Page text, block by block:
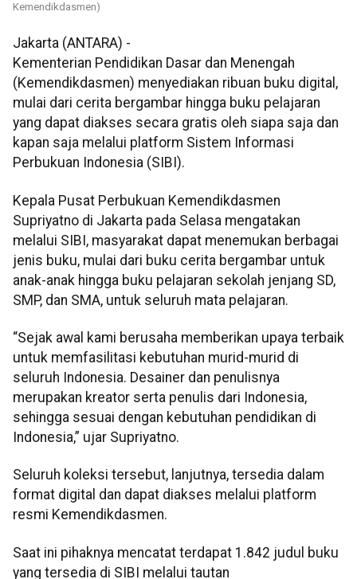
Kemendikdasmen)
Jakarta (ANTARA) -
Kementerian Pendidikan Dasar dan Menengah
(Kemendikdasmen) menyediakan ribuan buku digital,
mulai dari cerita bergambar hingga buku pelajaran
yang dapat diakses secara gratis oleh siapa saja dan
kapan saja melalui platform Sistem Informasi
Perbukuan Indonesia (SIBI).
Kepala Pusat Perbukuan Kemendikdasmen
Supriyatno di Jakarta pada Selasa mengatakan
melalui SIBI, masyarakat dapat menemukan berbagai
jenis buku, mulai dari buku cerita bergambar untuk
anak-anak hingga buku pelajaran sekolah jenjang SD,
SMP, dan SMA, untuk seluruh mata pelajaran.
“Sejak awal kami berusaha memberikan upaya terbaik
untuk memfasilitasi kebutuhan murid-murid di
seluruh Indonesia. Desainer dan penulisnya
merupakan kreator serta penulis dari Indonesia,
sehingga sesuai dengan kebutuhan pendidikan di
Indonesia,” ujar Supriyatno.
Seluruh koleksi tersebut, lanjutnya, tersedia dalam
format digital dan dapat diakses melalui platform
resmi Kemendikdasmen.
Saat ini pihaknya mencatat terdapat 1.842 judul buku
yang tersedia di SIBI melalui tautan